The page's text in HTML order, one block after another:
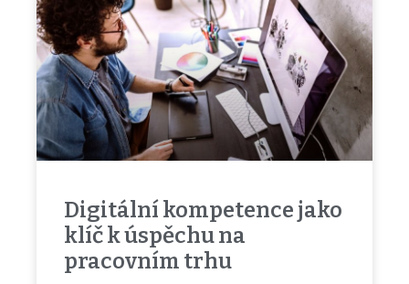
Digitální kompetence jako
klíč k úspěchu na
pracovním trhu